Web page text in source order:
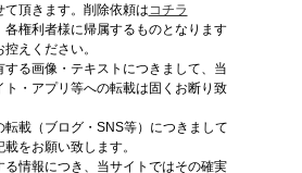
て頂きます。削除依頼は コチラ
各権利者様に帰属するものとなります
えください。
する画像・テキストにつきまして、当
ト・アプリ等への転載は固くお断り致
転載（ブログ・SNS等）につきまして
をお願い致します。
る情報につき、当サイトではその確実